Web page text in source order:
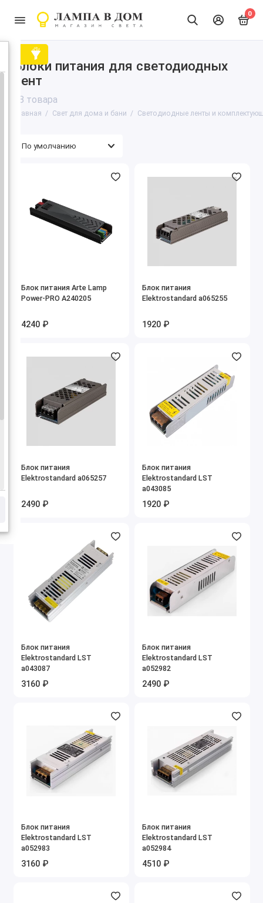
0
Блоки питания для светодиодных
лент
63 товара
Главная Свет для дома и бани Светодиодные ленты и
Блок питания Arte Lamp
Power-PRO A240205
4240 ₽
Блок питания
Elektrostandard a065255
1920 ₽
Блок питания
Elektrostandard a065257
2490 ₽
Блок питания
Elektrostandard LST
a043085
1920 ₽
Блок питания
Elektrostandard LST
a043087
3160 ₽
Блок питания
Elektrostandard LST
a052982
2490 ₽
Блок питания
Elektrostandard LST
a052983
3160 ₽
Блок питания
Elektrostandard LST
a052984
4510 ₽